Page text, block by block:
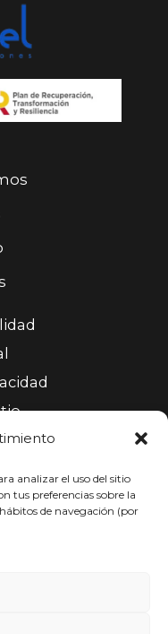
analizar el uso del sitio
tus preferencias sobre la
de navegación (por